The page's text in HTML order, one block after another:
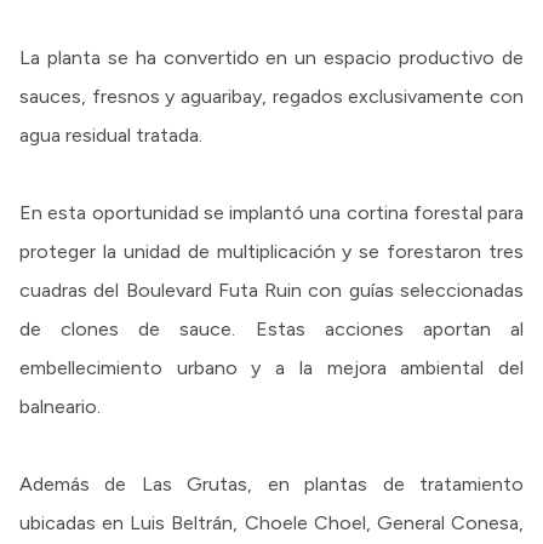
La planta se ha convertido en un espacio productivo de
sauces, fresnos y aguaribay, regados exclusivamente con
agua residual tratada.
En esta oportunidad se implantó una cortina forestal para
proteger la unidad de multiplicación y se forestaron tres
cuadras del Boulevard Futa Ruin con guías seleccionadas
de clones de sauce. Estas acciones aportan al
embellecimiento urbano y a la mejora ambiental del
balneario.
Además de Las Grutas, en plantas de tratamiento
ubicadas en Luis Beltrán, Choele Choel, General Conesa,